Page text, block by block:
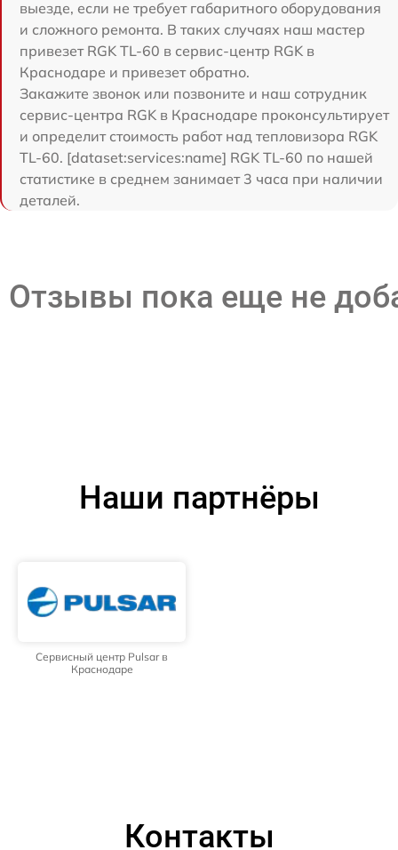
выезде, если не требует габаритного оборудования
и сложного ремонта. В таких случаях наш мастер
привезет RGK TL-60 в сервис-центр RGK в
Краснодаре и привезет обратно.
Закажите звонок или позвоните и наш сотрудник
сервис-центра RGK в Краснодаре проконсультирует
и определит стоимость работ над тепловизора RGK
TL-60. [dataset:services:name] RGK TL-60 по нашей
статистике в среднем занимает 3 часа при наличии
деталей.
Отзывы пока еще не
Наши партнёры
Сервисный центр Pulsar в
Краснодаре
Контакты